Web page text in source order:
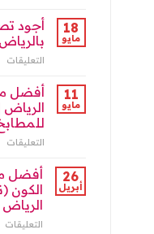
18
مايو
أجود
بالرياض
التعليقات
11
مايو
أفضل
الرياض
التعليقات
فى
|
26
أبريل
أفضل
الكون
الرياض 2025
التعليقات